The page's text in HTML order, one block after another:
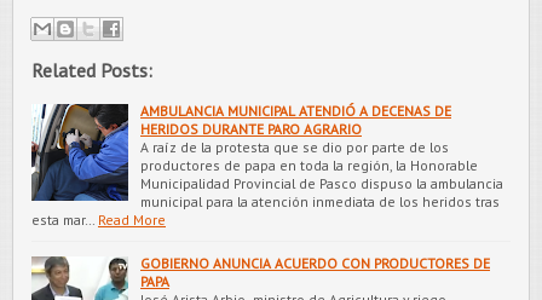
Related Posts:
AMBULANCIA MUNICIPAL ATENDIÓ A DECENAS DE
HERIDOS DURANTE PARO AGRARIO
A raíz de la protesta que se dio por parte de los
productores de papa en toda la región, la Honorable
Municipalidad Provincial de Pasco dispuso la ambulancia
municipal para la atención inmediata de los heridos tras
esta mar…
Read More
GOBIERNO ANUNCIA ACUERDO CON PRODUCTORES DE
PAPA